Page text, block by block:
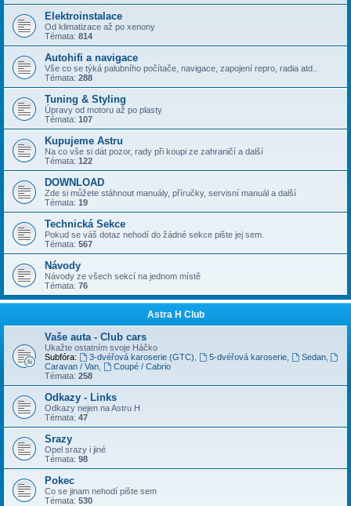
Elektroinstalace
Od klimatizace až po xenony
Témata: 814
Autohifi a navigace
Vše co se týká palubního počítače, navigace, zapojení repro, radia atd..
Témata: 288
Tuning & Styling
Úpravy od motoru až po plasty
Témata: 107
Kupujeme Astru
Na co vše si dát pozor, rady při koupi ze zahraničí a další
Témata: 122
DOWNLOAD
Zde si můžete stáhnout manuály, příručky, servisní manuál a další
Témata: 19
Technická Sekce
Pokud se váš dotaz nehodí do žádné sekce pište jej sem.
Témata: 567
Návody
Návody ze všech sekcí na jednom místě
Témata: 76
Astra H Club
Vaše auta - Club cars
Ukažte ostatním svoje Háčko
Subfóra:
3-dvéřová karoserie (GTC) 5-dvéřová karoserie, Sedan,
Caravan / Van
Coupé / Cabrio
Témata: 258
Odkazy - Links
Odkazy nejen na Astru H
Témata: 47
Srazy
Opel srazy i jiné
Témata: 98
Pokec
Co se jinam nehodí pište sem
Témata: 530